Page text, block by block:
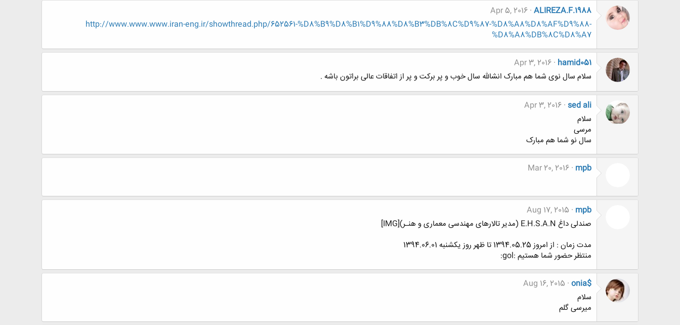
ALIREZA.F.1988
Apr 5, 2016
http://www.www.www.iran-eng.ir/showthread.php/652561-%D8%B9%D8%B1%D9%88%D8%B3%DB%8C%D9%87-%D8%A8%D8%AF%D9%88-
%D8%A8%DB%8C%D8%A7
hamid051
Apr 3, 2016
سلام سال نوی شما هم مبارک انشالله سال خوب و پر برکت و پر از اتفاقات عالی براتون باشه .
sed ali
Apr 3, 2016
سلام
مرسی
سال نو شما هم مبارک
mpb
Mar 20, 2016
mpb
Aug 17, 2015
صندلی داغ E.H.S.A.N (مدیر تالارهای مهندسی معماری و هنـر)[IMG]
مدت زمان : از امروز 1394.05.25 تا ظهر روز یکشنبه 1394.06.01
منتظر حضور شما هستیم :gol:
onia$
Aug 16, 2015
سلام
میرسی گلم